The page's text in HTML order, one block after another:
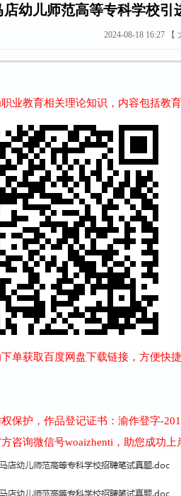
店幼儿师范高等专科学校
2024-08-18 16:27 【
业教育相关理论知识，内容包括教
单获取百度网盘下载链接，方便快
保护，作品登记证书：渝作登字-
咨询微信号woaizhenti，助您成功上